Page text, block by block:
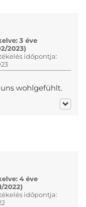
3 éve
2023)
időpontja:
wohlgefühlt.
4 éve
2022)
időpontja: